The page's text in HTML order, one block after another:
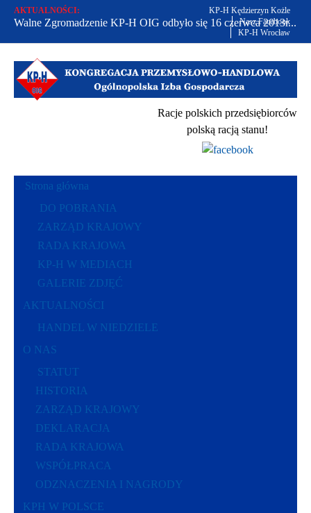
AKTUALNOŚCI:
Walne Zgromadzenie KP-H OIG odbyło się 16 czerwca 2013r...
Od 2002 r. bronimy praw polskich przedsiębiorców...
Racje polskich przedsiębiorców polską racją stanu...
KP-H Kędzierzyn Kożle
Nasz Facebook
KP-H Wrocław
Racje polskich przedsiębiorców
polską racją stanu!
Strona główna
DO POBRANIA
ZARZĄD KRAJOWY
RADA KRAJOWA
KP-H W MEDIACH
GALERIE ZDJĘĆ
AKTUALNOŚCI
HANDEL W NIEDZIELE
O NAS
STATUT
HISTORIA
ZARZĄD KRAJOWY
DEKLARACJA
RADA KRAJOWA
WSPÓŁPRACA
ODZNACZENIA I NAGRODY
KPH W POLSCE